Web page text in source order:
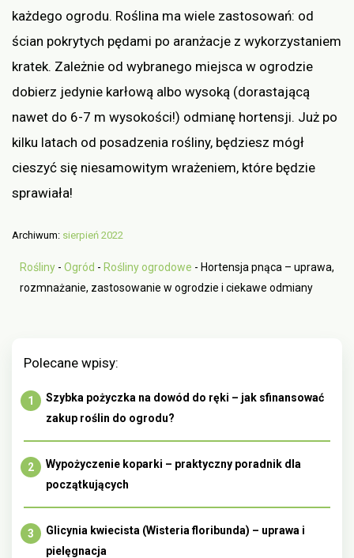
każdego ogrodu. Roślina ma wiele zastosowań: od
ścian pokrytych pędami po aranżacje z wykorzystaniem
kratek. Zależnie od wybranego miejsca w ogrodzie
dobierz jedynie karłową albo wysoką (dorastającą
nawet do 6-7 m wysokości!) odmianę hortensji. Już po
kilku latach od posadzenia rośliny, będziesz mógł
cieszyć się niesamowitym wrażeniem, które będzie
sprawiała!
Archiwum: sierpień 2022
Rośliny - Ogród - Rośliny ogrodowe - Hortensja pnąca – uprawa,
rozmnażanie, zastosowanie w ogrodzie i ciekawe odmiany
Polecane wpisy:
Szybka pożyczka na dowód do ręki – jak sfinansować
zakup roślin do ogrodu?
Wypożyczenie koparki – praktyczny poradnik dla
początkujących
Glicynia kwiecista (Wisteria floribunda) – uprawa i
pielęgnacja